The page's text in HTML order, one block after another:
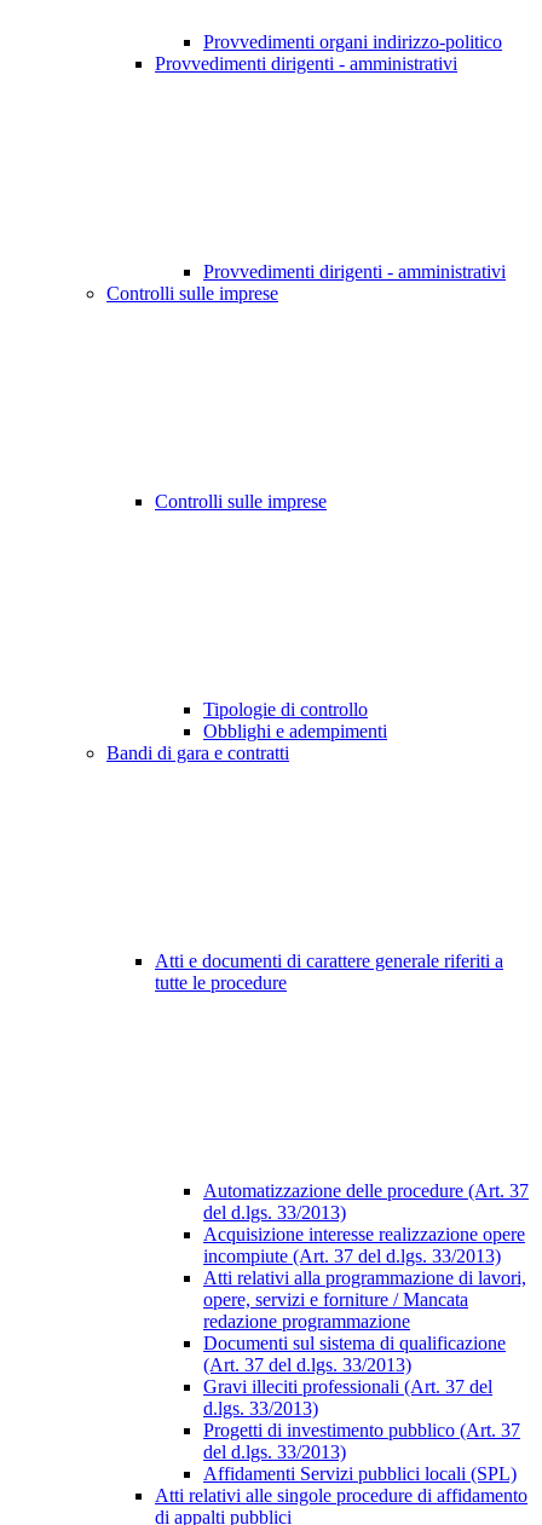
Provvedimenti organi indirizzo-politico
Provvedimenti dirigenti - amministrativi
Provvedimenti dirigenti - amministrativi
Controlli sulle imprese
Controlli sulle imprese
Tipologie di controllo
Obblighi e adempimenti
Bandi di gara e contratti
Atti e documenti di carattere generale riferiti a
tutte le procedure
Automatizzazione delle procedure (Art. 37
del d.lgs. 33/2013)
Acquisizione interesse realizzazione opere
incompiute (Art. 37 del d.lgs. 33/2013)
Atti relativi alla programmazione di lavori,
opere, servizi e forniture / Mancata
redazione programmazione
Documenti sul sistema di qualificazione
(Art. 37 del d.lgs. 33/2013)
Gravi illeciti professionali (Art. 37 del
d.lgs. 33/2013)
Progetti di investimento pubblico (Art. 37
del d.lgs. 33/2013)
Affidamenti Servizi pubblici locali (SPL)
Atti relativi alle singole procedure di affidamento
di appalti pubblici